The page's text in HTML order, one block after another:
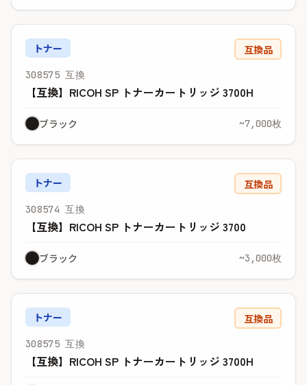
トナー 互換品
308575 互換
【互換】RICOH SP トナーカートリッジ 3700H
ブラック ~7,000枚
トナー 互換品
308574 互換
【互換】RICOH SP トナーカートリッジ 3700
ブラック ~3,000枚
トナー 互換品
308575 互換
【互換】RICOH SP トナーカートリッジ 3700H